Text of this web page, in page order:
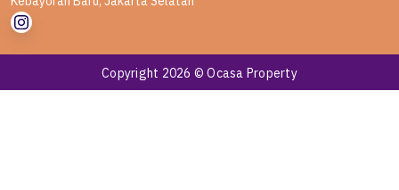
Copyright 2026 © Ocasa Property